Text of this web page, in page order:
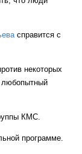
справится с
некоторых
любопытный
КМС.
программе.